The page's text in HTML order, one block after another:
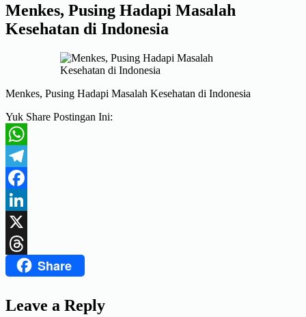
Menkes, Pusing Hadapi Masalah
Kesehatan di Indonesia
Menkes, Pusing Hadapi Masalah Kesehatan di Indonesia
Yuk Share Postingan Ini:
WhatsApp
Telegram
Facebook
LinkedIn
X
ThreadsShare
Leave a Reply